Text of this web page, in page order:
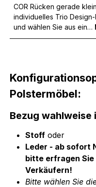
COR Rücken gerade
individuelles Trio
und wählen Sie aus ein…
Polstermöbel:
Bezug wahlweise
Stoff oder
Leder - ab sofort
bitte erfragen Sie
Verkäufern!
Bitte wählen Sie